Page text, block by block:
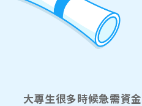
大專生很多時候急需資